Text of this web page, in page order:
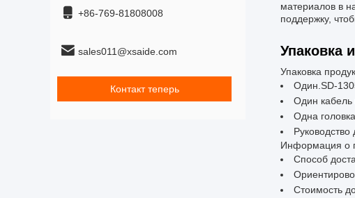
+86-769-81808008
sales011@xsaide.com
Контакт теперь
материалов в
поддержку,
Упаковка
Упаковка
Один. SD-
Один кабель
Одна
Руководство
Информация о
Способ
Стоимость